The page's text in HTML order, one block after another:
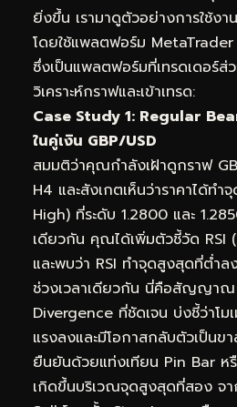
ยิ่งขึ้น เรามาดูตัวอย่างการใช้ง
โดยใช้แพลตฟอร์ม
ซึ่งเป็นแพลตฟอร์มที่เทรดเดอร์ส่
วิเคราะห์กราฟและเข้าเทรด:
Case Study 1: Regular
ในคู่เงิน GBP/USD
สมมติว่าคุณกำลังเฝ้าดูกราฟ
H4 และสังเกตเห็นว่าราคาได้ท
High) ที่ระดับ 1.2800 และ
เดียวกัน คุณได้เพิ่มตัวชี้วัด RSI
และพบว่า RSI ทำจุดสูงสุดที่ต่ำ
ช่วงเวลาเดียวกัน นี่คือสัญญาณ
Divergence ที่ชัดเจน บ่งชี้ว่าโ
แรงลงและมีโอกาสกลับตัวเป็น
ยืนยันด้วยแท่งเทียน Pin Bar
เกิดขึ้นบริเวณจุดสูงสุดที่สอง จ